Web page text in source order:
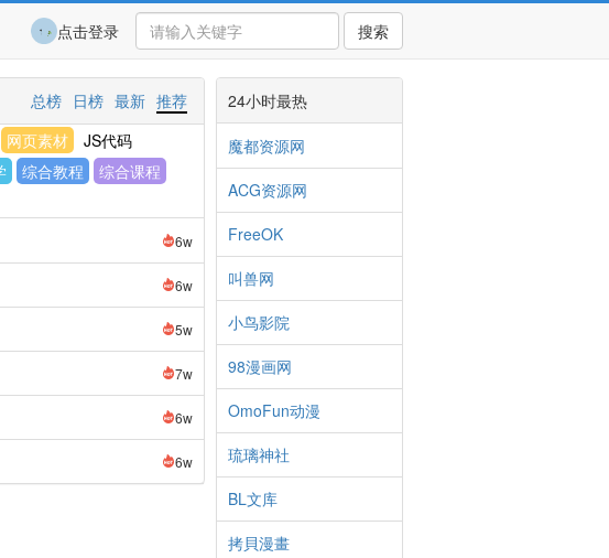
搜索
点击登录
推荐
最新
日榜
总榜
网页素材
JS代码
综合教程
综合课程
6w
6w
5w
7w
6w
6w
24小时最热
魔都资源网
ACG资源网
FreeOK
叫兽网
小鸟影院
98漫画网
OmoFun动漫
琉璃神社
BL文库
拷貝漫畫